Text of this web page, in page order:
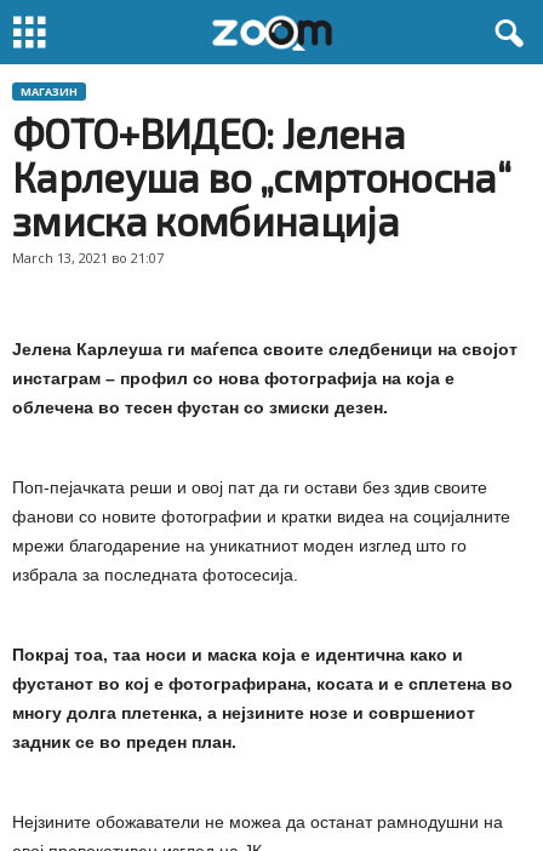
МАГАЗИН
ФОТО+ВИДЕО: Јелена
Карлеуша во „смртоносна“
змиска комбинација
March 13, 2021 во 21:07
Јелена Карлеуша ги маѓепса своите следбеници на својот
инстаграм – профил со нова фотографија на која е
облечена во тесен фустан со змиски дезен.
Поп-пејачката реши и овој пат да ги остави без здив своите
фанови со новите фотографии и кратки видеа на социјалните
мрежи благодарение на уникатниот моден изглед што го
избрала за последната фотосесија.
Покрај тоа, таа носи и маска која е идентична како и
фустанот во кој е фотографирана, косата и е сплетена во
многу долга плетенка, а нејзините нозе и совршениот
задник се во преден план.
Нејзините обожаватели не можеа да останат рамнодушни на